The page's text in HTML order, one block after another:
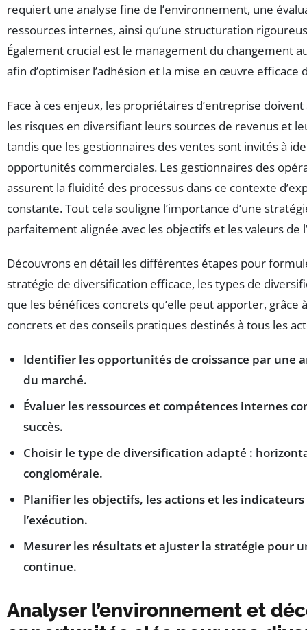
requiert une analyse fine de l’environnement, une
ressources internes, ainsi qu’une structuration
Également crucial est le management du changement
afin d’optimiser l’adhésion et la mise en œuvre efficace
Face à ces enjeux, les propriétaires d’entreprise
les risques en diversifiant leurs sources de revenus et
tandis que les gestionnaires des ventes sont invités à
opportunités commerciales. Les gestionnaires des
assurent la fluidité des processus dans ce contexte
constante. Tout cela souligne l’importance d’une
parfaitement alignée avec les objectifs et les valeurs de
Découvrons en détail les différentes étapes pour
stratégie de diversification efficace, les types de
que les bénéfices concrets qu’elle peut apporter, grâce
concrets et des conseils pratiques destinés à tous les
Identifier les opportunités de croissance par une
du marché.
Évaluer les ressources et compétences internes
succès.
Choisir le type de diversification adapté :
conglomérale.
Planifier les objectifs, les actions et les
l’exécution.
Mesurer les résultats et ajuster la stratégie pour
continue.
Analyser l’environnement et